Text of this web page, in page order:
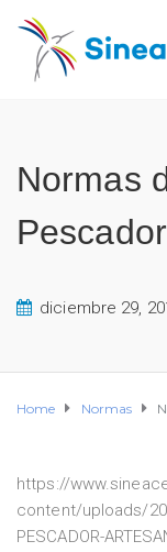
Normas
diciembre 29,
Home Normas
https://
content/uploads/
PESCADOR-